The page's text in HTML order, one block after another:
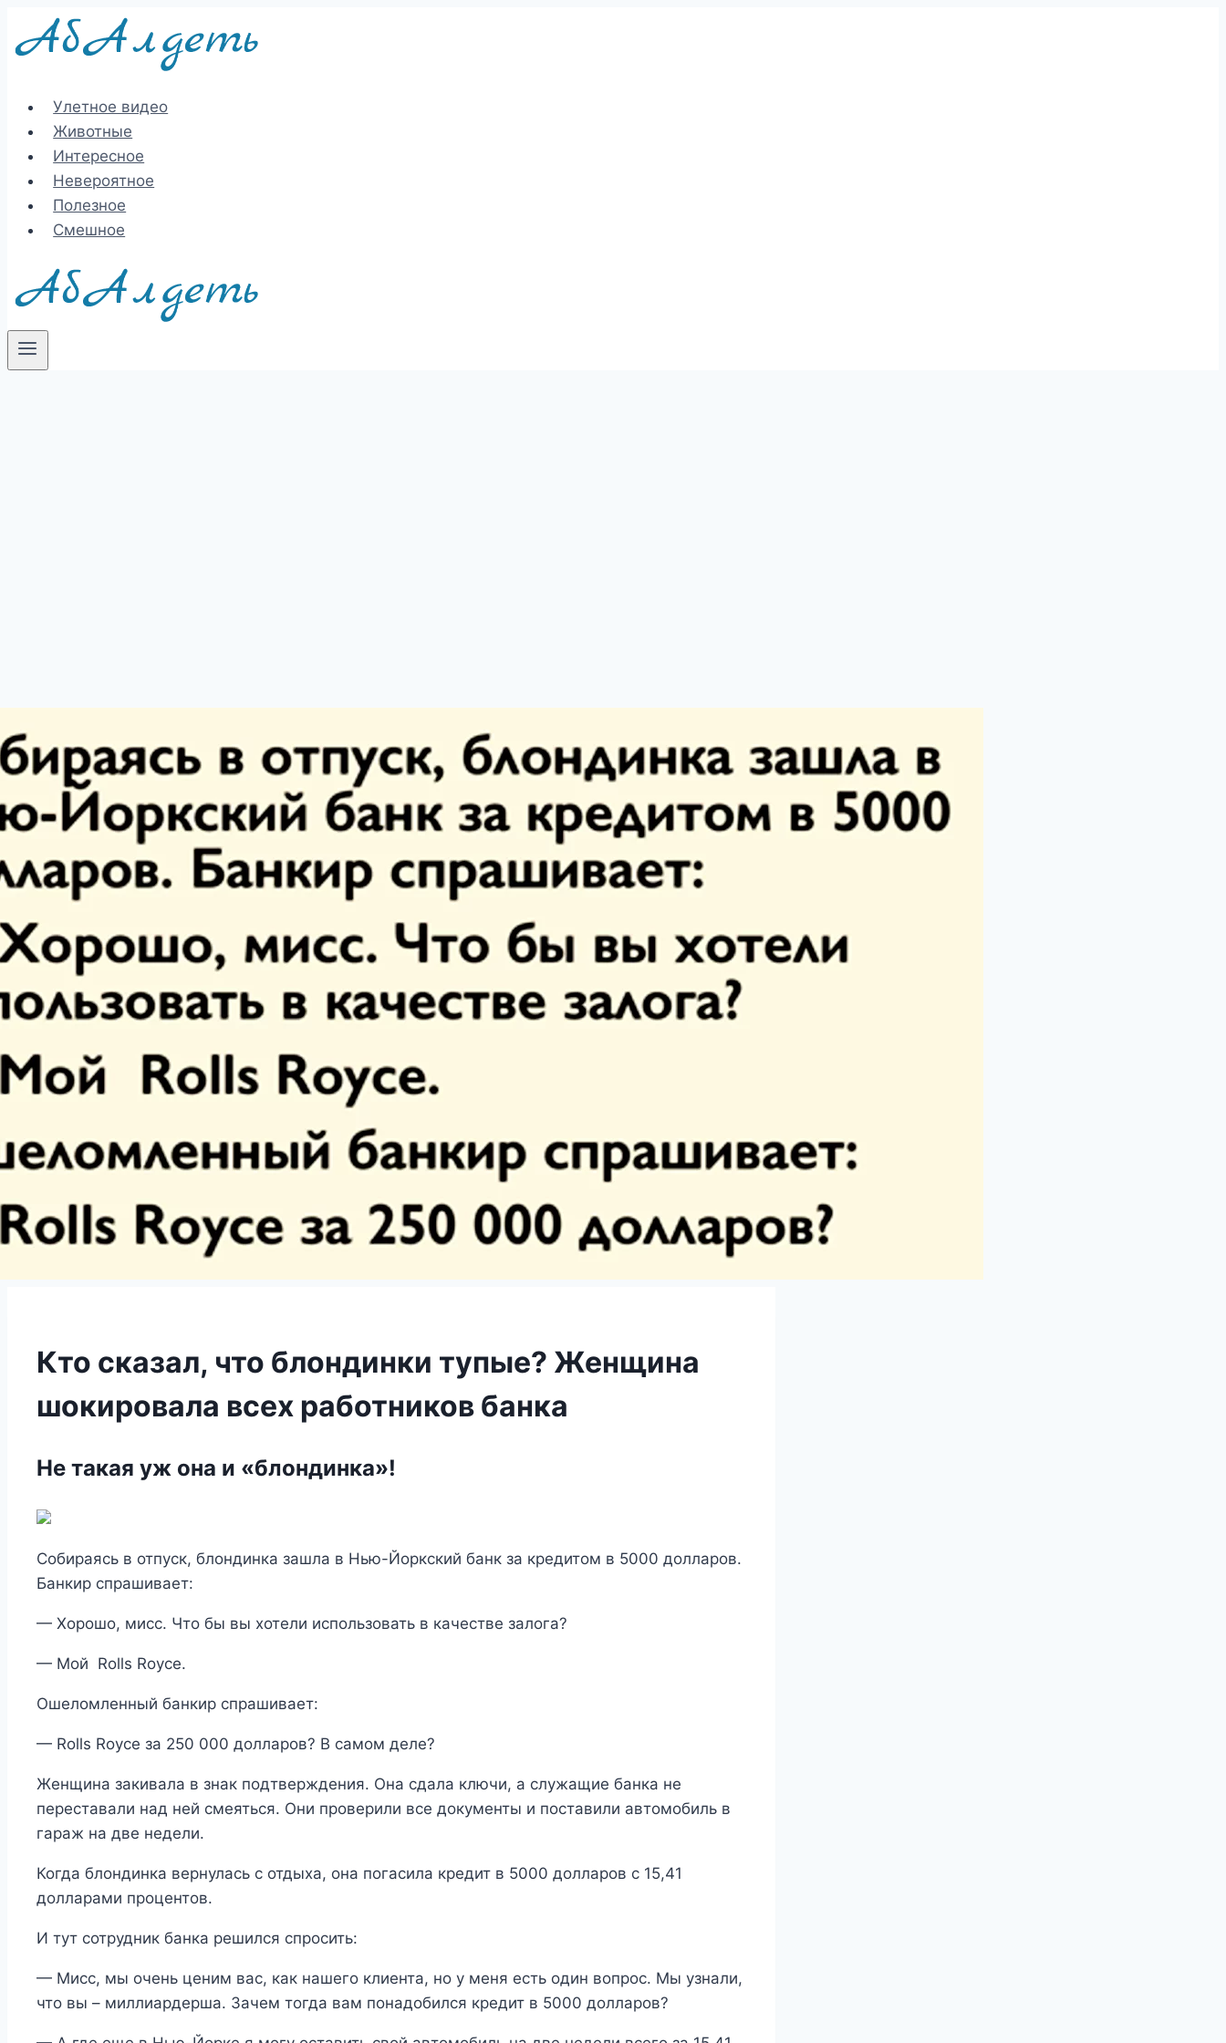
Перейти
Улетное видео
Животные
Интересное
Невероятное
Полезное
Смешное
Кто сказал, что блондинки тупые? Женщина
шокировала всех работников банка
Не такая уж она и «блондинка»!
Собираясь в отпуск, блондинка зашла в Нью-Йоркский банк за кредитом в 5000 долларов.
Банкир спрашивает:
— Хорошо, мисс. Что бы вы хотели использовать в качестве залога?
— Мой Rolls Royce.
Ошеломленный банкир спрашивает:
— Rolls Royce за 250 000 долларов? В самом деле?
Женщина закивала в знак подтверждения. Она сдала ключи, а служащие банка не
переставали над ней смеяться. Они проверили все документы и поставили автомобиль в
гараж на две недели.
Когда блондинка вернулась с отдыха, она погасила кредит в 5000 долларов с 15,41
долларами процентов.
И тут сотрудник банка решился спросить:
— Мисс, мы очень ценим вас, как нашего клиента, но у меня есть один вопрос. Мы узнали,
что вы – миллиардерша. Зачем тогда вам понадобился кредит в 5000 долларов?